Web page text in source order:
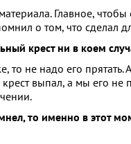
Главное,
о том, что сделал
крест ни в коем
не надо его
выпал, а мы его не
то именно в этот